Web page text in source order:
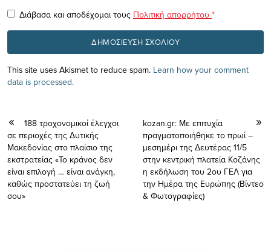
Διάβασα και αποδέχομαι τους Πολιτική απορρήτου *
This site uses Akismet to reduce spam. Learn how your comment
data is processed.
188 τροχονομικοί έλεγχοι
σε περιοχές της Δυτικής
Μακεδονίας στο πλαίσιο της
εκστρατείας «To κράνος δεν
είναι επιλογή … είναι ανάγκη,
καθώς προστατεύει τη ζωή
σου»
kozan.gr: Με επιτυχία
πραγματοποιήθηκε το πρωί –
μεσημέρι της Δευτέρας 11/5
στην κεντρική πλατεία Κοζάνης
η εκδήλωση του 2ου ΓΕΛ για
την Ημέρα της Ευρώπης (Βίντεο
& Φωτογραφίες)